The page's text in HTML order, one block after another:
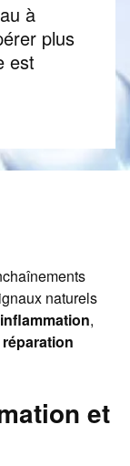
à
plus
est
naturels
,
et